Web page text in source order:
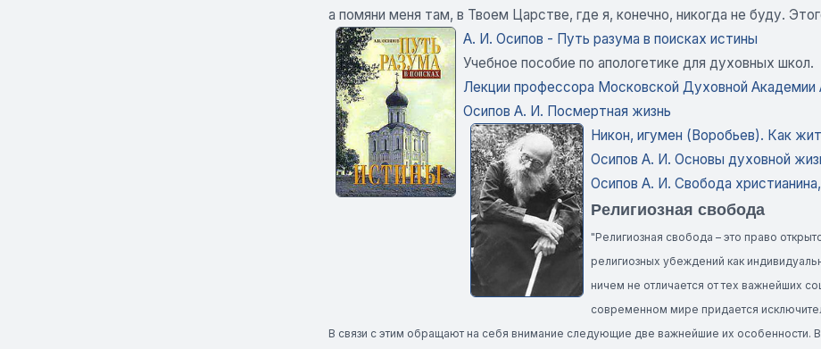
а помяни меня там, в Твоем Царстве, где я, конечно, никогда не буду.
А. И. Осипов - Путь разума в поисках истины
Учебное пособие по апологетике для духовных школ.
Лекции профессора Московской Духовной Академии
Осипов А. И. Посмертная жизнь
Никон, игумен (Воробьев). Как
Осипов А. И. Основы духовной
Осипов А. И. Свобода
Религиозная свобода
"Религиозная свобода – это право
религиозных убеждений как
ничем не отличается от тех важнейших
современном мире придается
В связи с этим обращают на себя внимание следующие две важнейшие их